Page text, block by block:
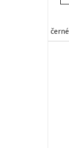
černé